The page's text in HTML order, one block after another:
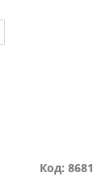
Код: 8681